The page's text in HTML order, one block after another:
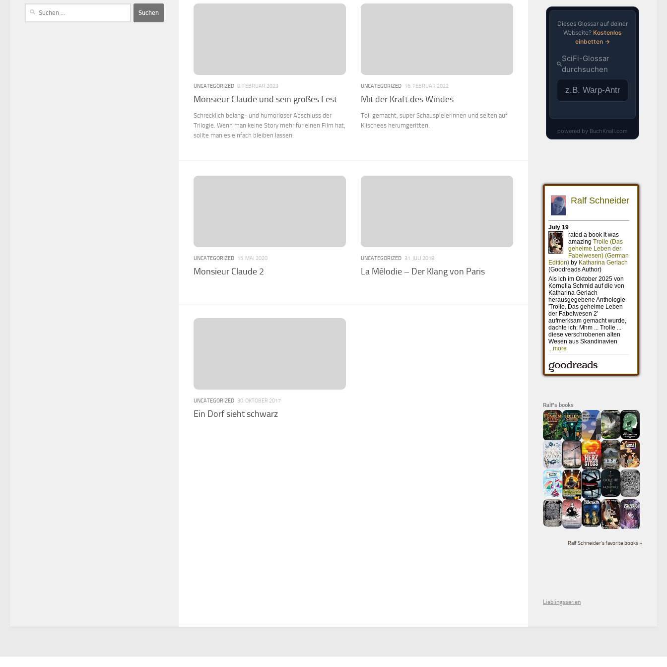
UNCATEGORIZED 8. FEBRUAR 2023
Monsieur Claude und sein großes Fest
Schrecklich belang- und humorloser Abschluss der
Trilogie. Wenn man keine Story mehr für einen Film hat,
sollte man es einfach bleiben lassen.
UNCATEGORIZED 16. FEBRUAR 2022
Mit der Kraft des Windes
Toll gemacht, super Schauspielerinnen und selten auf
Klischees herumgeritten.
UNCATEGORIZED 15. MAI 2020
Monsieur Claude 2
UNCATEGORIZED 31. JULI 2018
La Mélodie – Der Klang von Paris
UNCATEGORIZED 30. OKTOBER 2017
Ein Dorf sieht schwarz
Ralf's books
Ralf Schneider's favorite books »
Lieblingsserien